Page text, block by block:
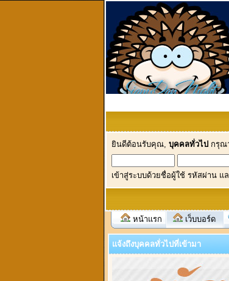
ยินดีต้อนรับคุณ, บุคคลทั่วไป กรุณ
เข้าสู่ระบบด้วยชื่อผู้ใช้ รหัสผ่าน แ
หน้าแรก เว็บบอร์ด
แจ้งถึงบุคคลทั่วไปที่เข้ามา